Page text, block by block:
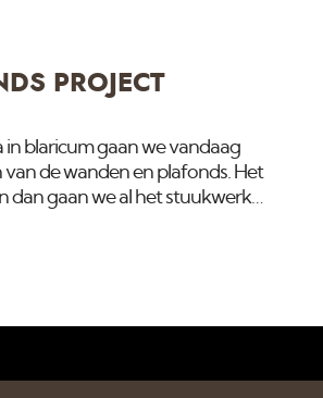
PROJECT
in blaricum gaan we vandaag
de wanden en plafonds. Het
dan gaan we al het stuukwerk